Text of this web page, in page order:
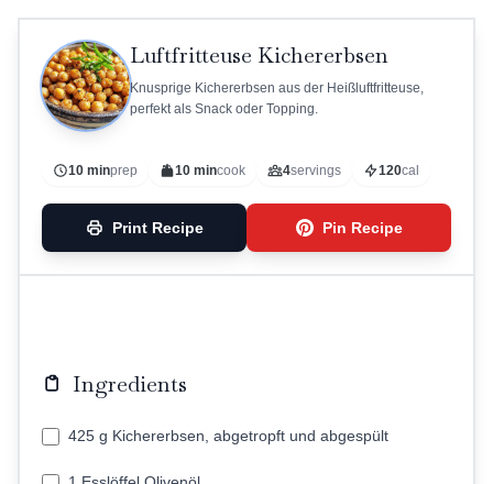
Luftfritteuse Kichererbsen
Knusprige Kichererbsen aus der Heißluftfritteuse,
perfekt als Snack oder Topping.
10 minprep 10 mincook 4servings 120cal
Print Recipe Pin Recipe
Ingredients
425 g Kichererbsen, abgetropft und abgespült